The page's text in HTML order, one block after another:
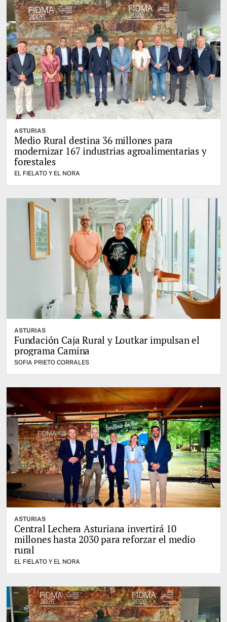
ASTURIAS
Medio Rural destina 36 millones para
modernizar 167 industrias agroalimentarias y
forestales
EL FIELATO Y EL NORA
ASTURIAS
Fundación Caja Rural y Loutkar impulsan el
programa Camina
SOFIA PRIETO CORRALES
ASTURIAS
Central Lechera Asturiana invertirá 10
millones hasta 2030 para reforzar el medio
rural
EL FIELATO Y EL NORA